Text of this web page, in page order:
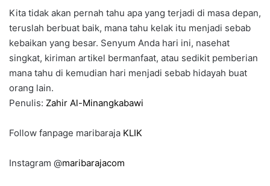
Kita tidak akan pernah tahu apa yang terjadi di masa depan,
teruslah berbuat baik, mana tahu kelak itu menjadi sebab
kebaikan yang besar. Senyum Anda hari ini, nasehat
singkat, kiriman artikel bermanfaat, atau sedikit pemberian
mana tahu di kemudian hari menjadi sebab hidayah buat
orang lain.
Penulis: Zahir Al-Minangkabawi
Follow fanpage maribaraja KLIK
Instagram @maribarajacom